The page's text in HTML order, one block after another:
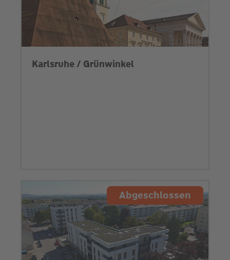
Karlsruhe / Grünwinkel
Abgeschlossen